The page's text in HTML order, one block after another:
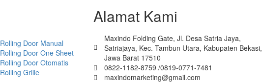
Rolling Door Manual
Rolling Door One Sheet
Rolling Door Otomatis
Rolling Grille
Alamat Kami
Maxindo Folding Gate, Jl. Desa Satria Jaya,
Satriajaya, Kec. Tambun Utara, Kabupaten Bekasi,
Jawa Barat 17510
0822-1182-8759 /0819-0771-7481
maxindomarketing@gmail.com